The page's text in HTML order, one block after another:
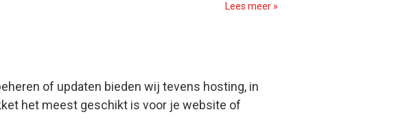
Lees meer »
of updaten bieden wij tevens hosting, in
het meest geschikt is voor je website of